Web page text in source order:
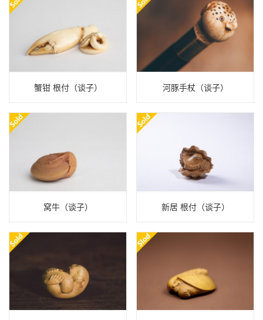
蟹钳 根付（谈子） 河豚手杖（谈子）
窝牛（谈子） 新居 根付（谈子）